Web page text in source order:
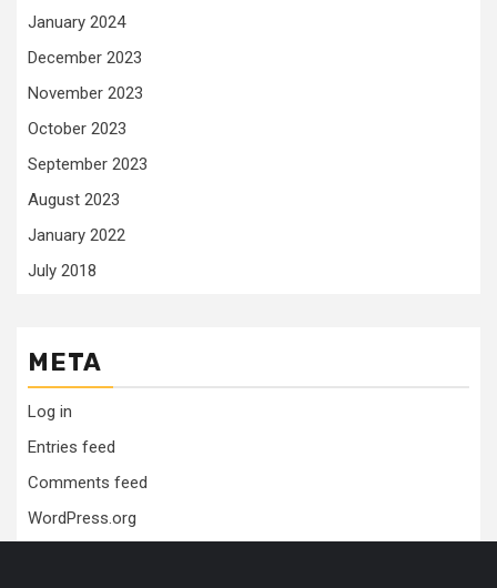
January 2024
December 2023
November 2023
October 2023
September 2023
August 2023
January 2022
July 2018
META
Log in
Entries feed
Comments feed
WordPress.org